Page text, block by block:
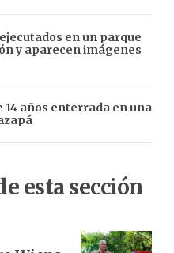
en un parque
y aparecen imágenes
14 años enterrada en una
esta sección